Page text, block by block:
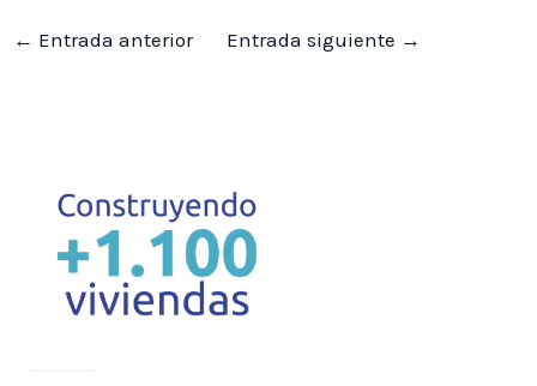
← Entrada anterior Entrada siguiente →